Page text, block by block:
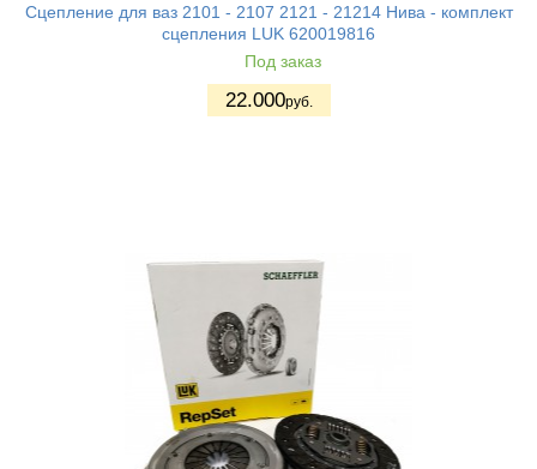
Сцепление для ваз 2101 - 2107 2121 - 21214 Нива - комплект
сцепления LUK 620019816
Под заказ
22.000руб.